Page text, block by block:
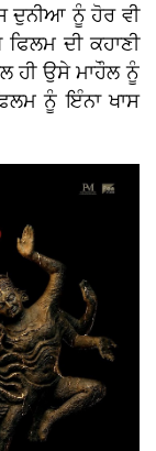
ਦੁਨੀਆ ਨੂੰ ਹੋਰ ਵੀ
ਦੀ ਕਹਾਣੀ
ਹੀ ਉਸੇ ਮਾਹੌਲ ਨੂੰ
ਨੂੰ ਇੰਨਾ ਖਾਸ